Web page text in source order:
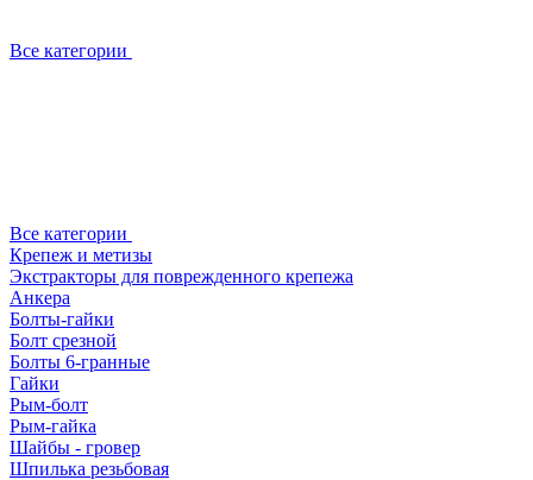
Все категории
Все категории
Крепеж и метизы
Экстракторы для поврежденного крепежа
Анкера
Болты-гайки
Болт срезной
Болты 6-гранные
Гайки
Рым-болт
Рым-гайка
Шайбы - гровер
Шпилька резьбовая